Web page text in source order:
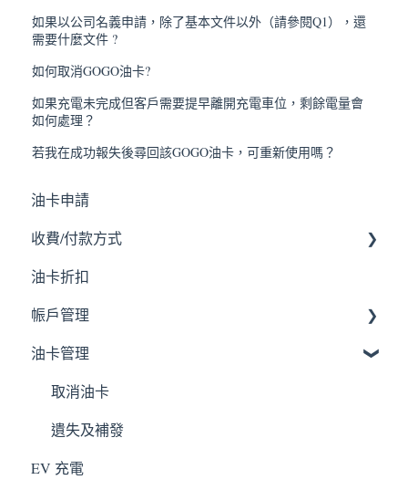
如果以公司名義申請，除了基本文件以外（請參閱Q1），還
需要什麼文件 ?
如何取消GOGO油卡?
如果充電未完成但客戶需要提早離開充電車位，剩餘電量會
如何處理？
若我在成功報失後尋回該GOGO油卡，可重新使用嗎？
油卡申請
收費/付款方式
使用紀錄
油卡折扣
帪戶管理
個人資料
車輛資料
油卡管理
取消油卡
遺失及補發
EV 充電